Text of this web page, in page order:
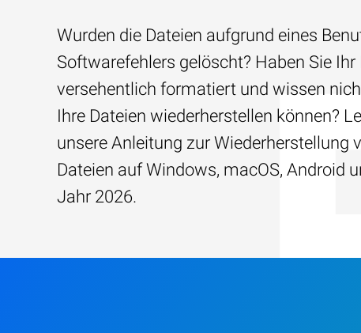
Wurden die Dateien aufgrund eines
Softwarefehlers gelöscht? Haben Sie
versehentlich formatiert und wissen
Ihre Dateien wiederherstellen können?
unsere Anleitung zur Wiederherstellung
Dateien auf Windows, macOS, Android
Jahr 2026.